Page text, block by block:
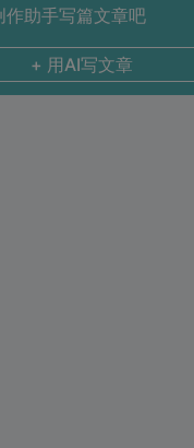
作助手写篇文章吧
+ 用AI写文章